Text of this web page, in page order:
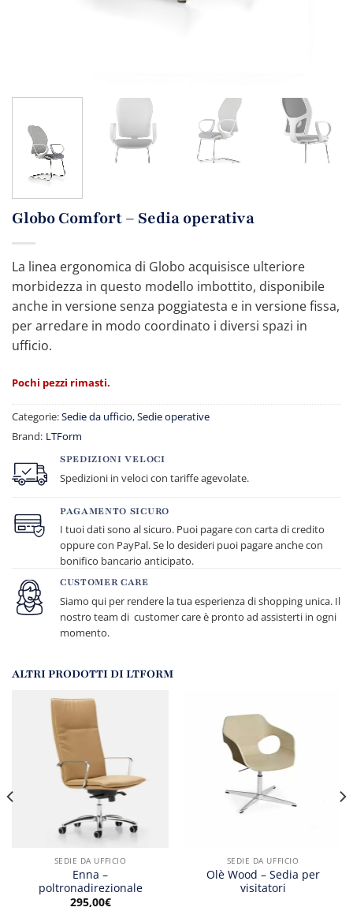
Globo Comfort – Sedia operativa
La linea ergonomica di Globo acquisisce ulteriore
morbidezza in questo modello imbottito, disponibile
anche in versione senza poggiatesta e in versione fissa,
per arredare in modo coordinato i diversi spazi in
ufficio.
Pochi pezzi rimasti.
Categorie:Sedie da ufficio,Sedie operative
Brand: LTForm
SPEDIZIONI VELOCI
Spedizioni in veloci con tariffe agevolate.
PAGAMENTO SICURO
I tuoi dati sono al sicuro. Puoi pagare con carta di credito
oppure con PayPal. Se lo desideri puoi pagare anche con
bonifico bancario anticipato.
CUSTOMER CARE
Siamo qui per rendere la tua esperienza di shopping unica. Il
nostro team di customer care è pronto ad assisterti in ogni
momento.
ALTRI PRODOTTI DI LTFORM
SEDIE DA UFFICIO
Enna –
poltronadirezionale
295,00€
SEDIE DA UFFICIO
Olè Wood – Sedia per
visitatori